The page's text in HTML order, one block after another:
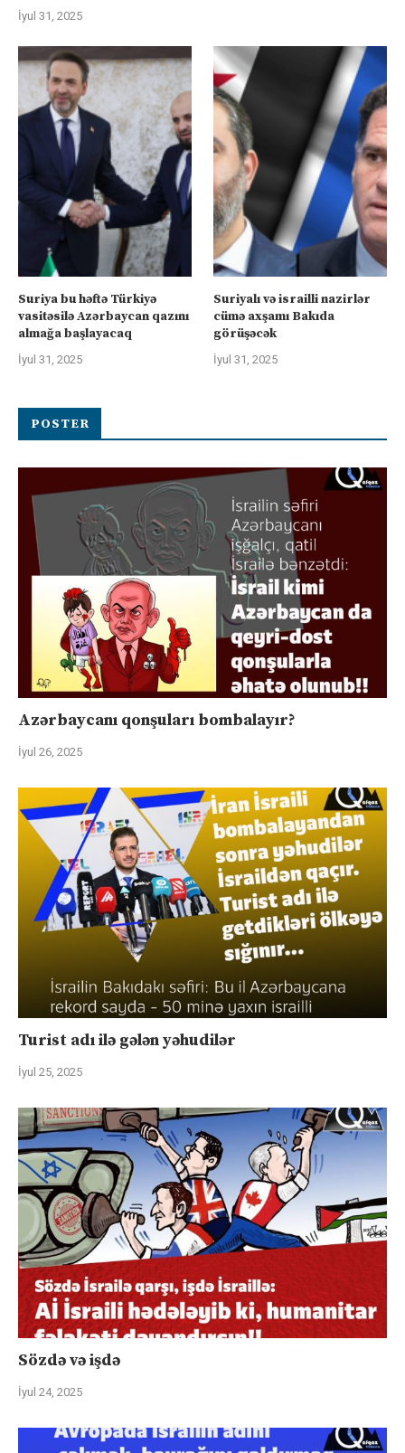
İyul 31, 2025
Suriya bu həftə Türkiyə
vasitəsilə Azərbaycan qazını
almağa başlayacaq
İyul 31, 2025
Suriyalı və israilli nazirlər
cümə axşamı Bakıda
görüşəcək
İyul 31, 2025
POSTER
Azərbaycanı qonşuları bombalayır?
İyul 26, 2025
Turist adı ilə gələn yəhudilər
İyul 25, 2025
Sözdə və işdə
İyul 24, 2025